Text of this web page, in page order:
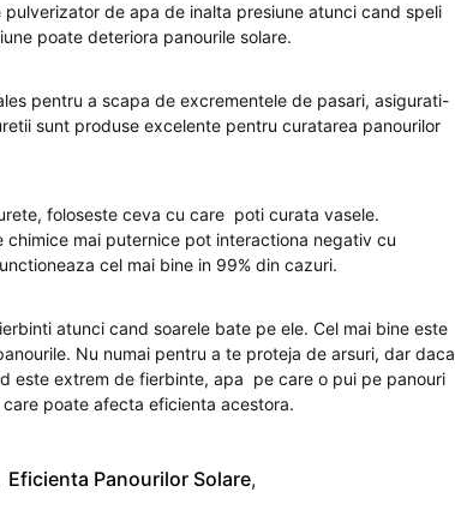
de apa de inalta presiune atunci cand speli
poate deteriora panourile solare.
pentru a scapa de excrementele de pasari, asigurati-
sunt produse excelente pentru curatarea panourilor
foloseste ceva cu care poti curata vasele.
mai puternice pot interactiona negativ cu
cel mai bine in 99% din cazuri.
atunci cand soarele bate pe ele. Cel mai bine este
Nu numai pentru a te proteja de arsuri, dar daca
este extrem de fierbinte, apa pe care o pui pe panouri
poate afecta eficienta acestora.
Eficienta Panourilor Solare,